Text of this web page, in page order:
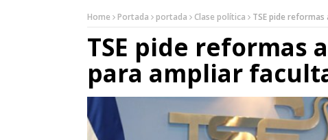
Home Portada portada Clase política TSE pide
TSE pide reformas
para ampliar